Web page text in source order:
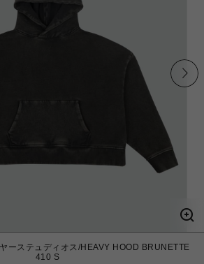
ーステュディオス/HEAVY HOOD BRUNETTE
410 S